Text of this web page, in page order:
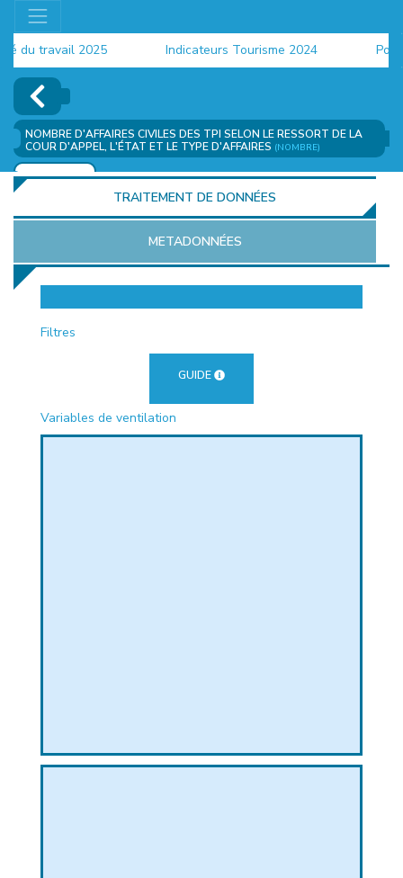
travail 2025 Indicateurs Tourisme 2024
NOMBRE D'AFFAIRES CIVILES DES TPI SELON LE RESSORT DE LA
COUR D'APPEL, L'ÉTAT ET LE TYPE D'AFFAIRES (NOMBRE)
AJOUTER
TRAITEMENT DE DONNÉES
METADONNÉES
Filtres
GUIDE
Variables de ventilation